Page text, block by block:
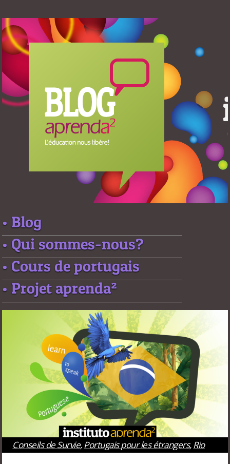
• Blog
• Qui sommes-nous?
• Cours de portugais
• Projet aprenda²
Conseils de Survie,Portugais pour les étrangers,Rio